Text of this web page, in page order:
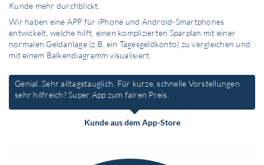
Kunde mehr durchblickt.
Wir haben eine APP für iPhone und Android-Smartphones
entwickelt, welche hilft, einen komplizierten Sparplan mit einer
normalen Geldanlage (z.B. ein Tagesgeldkonto) zu vergleichen und
mit einem Balkendiagramm visualisiert.
Genial..Sehr alltagstauglich. Für kurze, schnelle Vorstellungen
sehr hilfreich? Super App zum fairen Preis.
Kunde aus dem App-Store